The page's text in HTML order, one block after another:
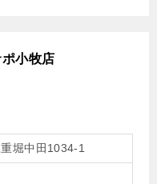
小牧店
堀中田1034-1